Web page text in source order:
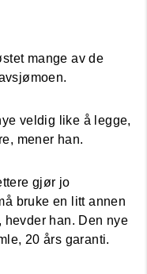
mange av de
veldig like å legge,
mener han.
gjør jo
bruke en litt annen
hevder han. Den nye
20 års garanti.